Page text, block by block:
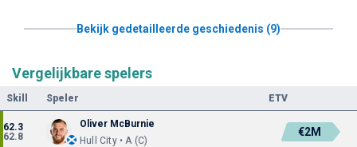
Bekijk gedetailleerde geschiedenis (9)
Vergelijkbare spelers
Skill Speler ETV
62.3
62.8
Oliver McBurnie
Hull City • A (C)
€2M